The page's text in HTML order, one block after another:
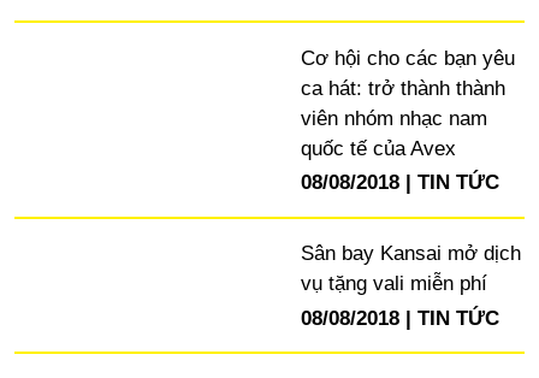
Cơ hội cho các bạn yêu
ca hát: trở thành thành
viên nhóm nhạc nam
quốc tế của Avex
08/08/2018
TIN TỨC
Sân bay Kansai mở dịch
vụ tặng vali miễn phí
08/08/2018
TIN TỨC